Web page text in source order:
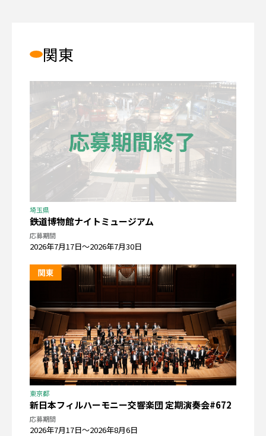
関東
埼玉県
鉄道博物館ナイトミュージアム
応募期間
2026年7月17日〜2026年7月30日
東京都
新日本フィルハーモニー交響楽団 定期演奏会#672
応募期間
2026年7月17日〜2026年8月6日